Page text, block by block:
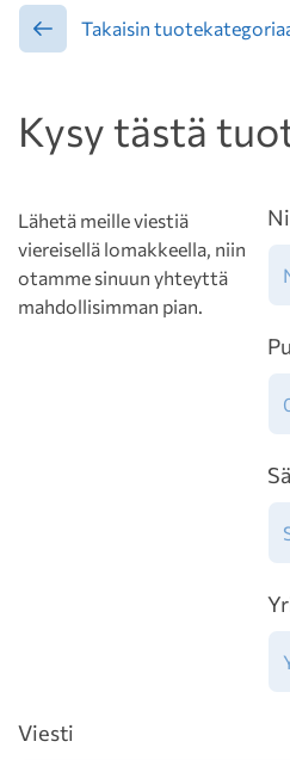
Takaisin
Kysy tästä
Lähetä meille viestiä
viereisellä lomakkeella, niin
otamme sinuun yhteyttä
mahdollisimman pian.
Viesti